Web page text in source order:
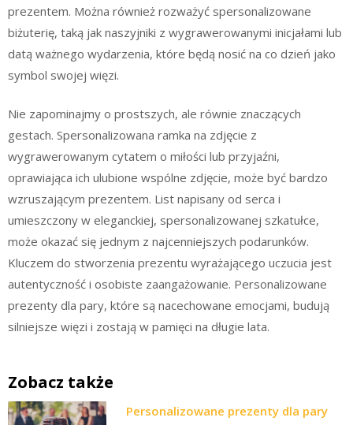
prezentem. Można również rozważyć spersonalizowane
biżuterię, taką jak naszyjniki z wygrawerowanymi inicjałami lub
datą ważnego wydarzenia, które będą nosić na co dzień jako
symbol swojej więzi.
Nie zapominajmy o prostszych, ale równie znaczących
gestach. Spersonalizowana ramka na zdjęcie z
wygrawerowanym cytatem o miłości lub przyjaźni,
oprawiająca ich ulubione wspólne zdjęcie, może być bardzo
wzruszającym prezentem. List napisany od serca i
umieszczony w eleganckiej, spersonalizowanej szkatułce,
może okazać się jednym z najcenniejszych podarunków.
Kluczem do stworzenia prezentu wyrażającego uczucia jest
autentyczność i osobiste zaangażowanie. Personalizowane
prezenty dla pary, które są nacechowane emocjami, budują
silniejsze więzi i zostają w pamięci na długie lata.
Zobacz także
Personalizowane prezenty dla pary